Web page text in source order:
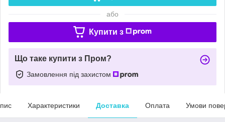
або
Купити з
Що таке купити з Пром?
Замовлення під захистом
Характеристики Доставка Оплата Умови